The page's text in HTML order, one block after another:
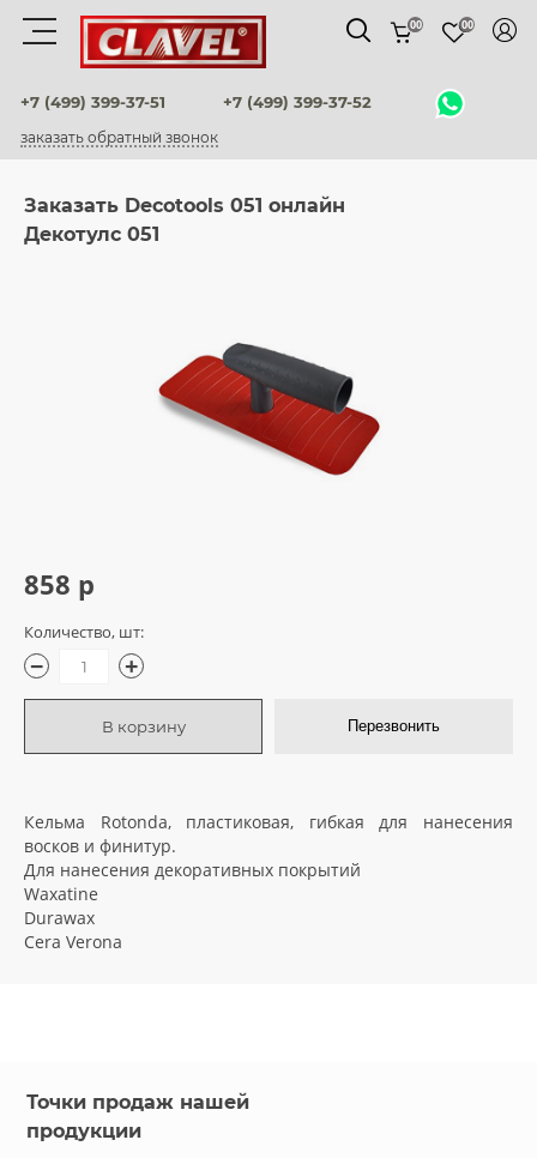
+7 (499) 399-37-51 +7 (499) 399-37-52
заказать обратный звонок
00 00
Материалы
штукатурки венецианские
декоративные краски
мультиколорные краски
краски
трафареты для декора
Кельма Rotonda, пластиковая, гибкая для нанесения
восков и финитур.
Для нанесения декоративных покрытий
Waxatine
Durawax
Cera Verona
Заказать Decotools 051 онлайн
Декотулс 051
Количество, шт:
− +
858 р
В корзину Перезвонить
Точки продаж нашей
продукции